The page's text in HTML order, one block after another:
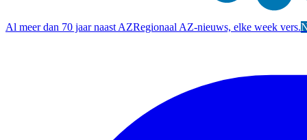
Al meer dan 70 jaar naast AZRegionaal AZ-nieuws, elke week vers.